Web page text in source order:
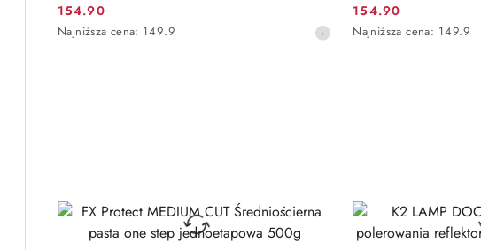
Cena
promocyjna:
154.90
Najniższa
Najniższa cena: 149.9
Cena
promocyjna:
154.90
Najniższa
Najniższa cena: 149.9